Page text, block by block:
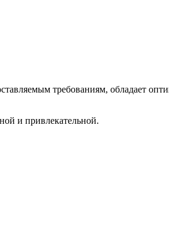
требованиям, обладает
и привлекательной.